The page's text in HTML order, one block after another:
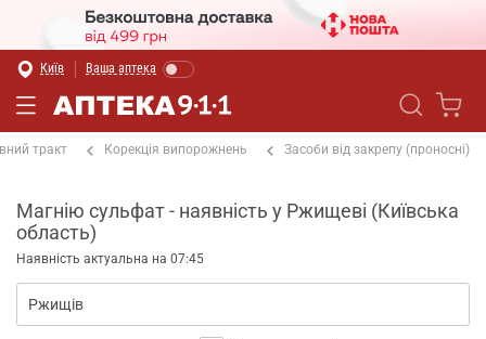
Київ Ваша аптека
тракт Корекція випорожнень Засоби від закрепу (проносні)
Магнію сульфат - наявність у Ржищеві (Київська
область)
Наявність актуальна на 07:45